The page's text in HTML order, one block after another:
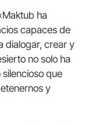
ha
capaces de
dialogar, crear y
no solo ha
que
y